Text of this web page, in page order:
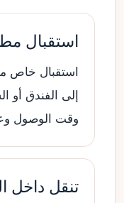
استقبال
استقبال خاص
إلى الفندق
وقت الوصول
تنقل داخل